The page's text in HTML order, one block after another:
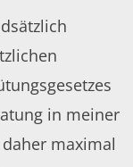
in meiner
maximal